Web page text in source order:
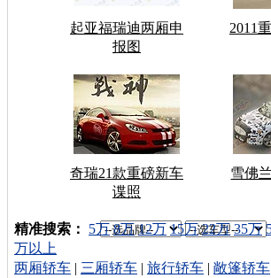
起亚福瑞迪两厢申
报图
2011
奇瑞21款重磅新车
谍照
雪佛
车型搜索：
精准搜索： 5万 8万 12万 15万 22万 35万
万以上
两厢轿车 | 三厢轿车 | 旅行轿车 | 敞篷轿车